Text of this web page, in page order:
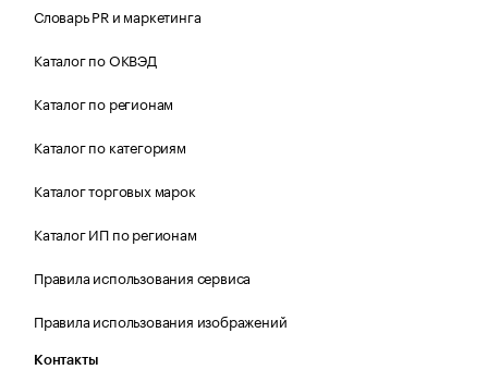
Словарь PR и маркетинга
Каталог по ОКВЭД
Каталог по регионам
Каталог по категориям
Каталог торговых марок
Каталог ИП по регионам
Правила использования сервиса
Правила использования изображений
Контакты